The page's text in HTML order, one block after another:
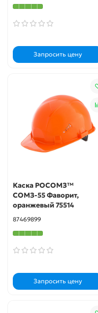
Запросить цену
Каска РОСОМЗ™
СОМЗ-55 Фаворит,
оранжевый 75514
87469899
Запросить цену